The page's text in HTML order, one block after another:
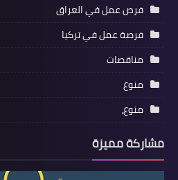
فرص عمل في العراق
فرصة عمل في تركيا
مناقصات
منوع
منوع،
مشاركة مميزة